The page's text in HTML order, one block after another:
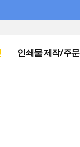
인쇄물 제작/주문